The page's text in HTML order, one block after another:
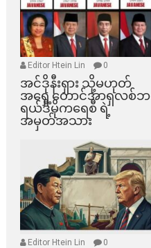
Editor Htein Lin 0
အင်ဒိုနီးရှား သို့မဟုတ်
အရှေ့တောင်အာရှလစ်ဘ
ရယ်ဒီမိုကရေစီ ရဲ့
အမှတ်အသား
Editor Htein Lin 0